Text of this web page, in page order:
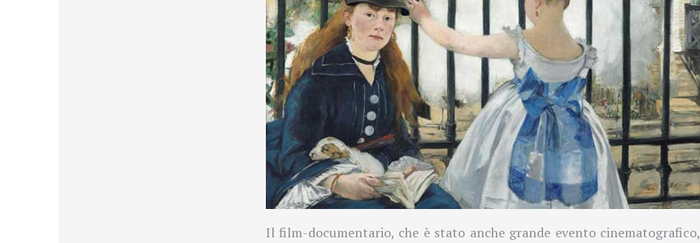
Il film-documentario, che è stato anche grande evento cinematografico,